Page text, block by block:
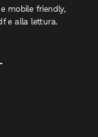
mobile friendly,
e alla lettura.